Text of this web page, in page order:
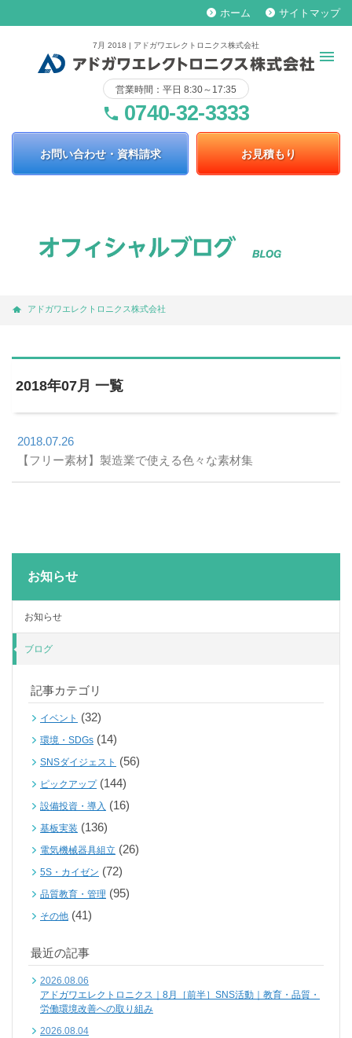
keyboard_arrow_right ホーム keyboard_arrow_right サイトマップ
7月 2018 | アドガワエレクトロニクス株式会社
営業時間：平日 8:30～17:35
phone 0740-32-3333
お問い合わせ・資料請求 お見積もり
アドガワエレクトロニクス株式会社
2018年07月 一覧
2018.07.26
【フリー素材】製造業で使える色々な素材集
お知らせ
お知らせ
ブログ
記事カテゴリ
イベント (32)
環境・SDGs (14)
SNSダイジェスト (56)
ピックアップ(144)
設備投資・導入 (16)
基板実装 (136)
電気機械器具組立 (26)
5S・カイゼン (72)
品質教育・管理 (95)
その他 (41)
最近の記事
2026.08.06
アドガワエレクトロニクス｜8月［前半］SNS活動｜教育・品質・
労働環境改善への取り組み
2026.08.04